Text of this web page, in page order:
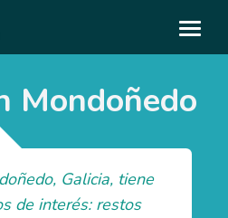
Mondoñedo
Galicia, tiene
de interés: restos